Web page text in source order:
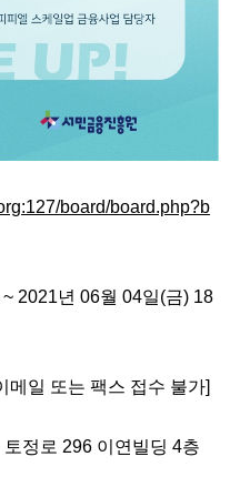
board/board.php?b
2021년 06월 04일(금) 18
일 또는 팩스 접수 불가]
로 296 이연빌딩 4층